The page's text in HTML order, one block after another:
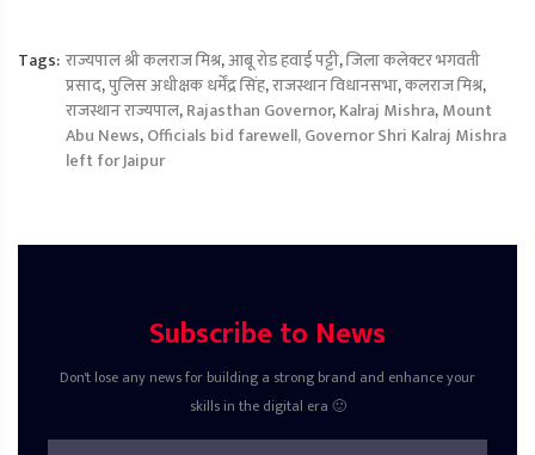
Tags: राज्यपाल श्री कलराज मिश्र,आबू रोड हवाई पट्टी,जिला कलेक्टर भगवती
प्रसाद,पुलिस अधीक्षक धर्मेंद्र सिंह,राजस्थान विधानसभा,कलराज मिश्र,
राजस्थान राज्यपाल,Rajasthan Governor,Kalraj Mishra,Mount
Abu News,Officials bid farewell, Governor Shri Kalraj Mishra
left for Jaipur
Subscribe to News
Don't lose any news for building a strong brand and enhance your
skills in the digital era 🙂